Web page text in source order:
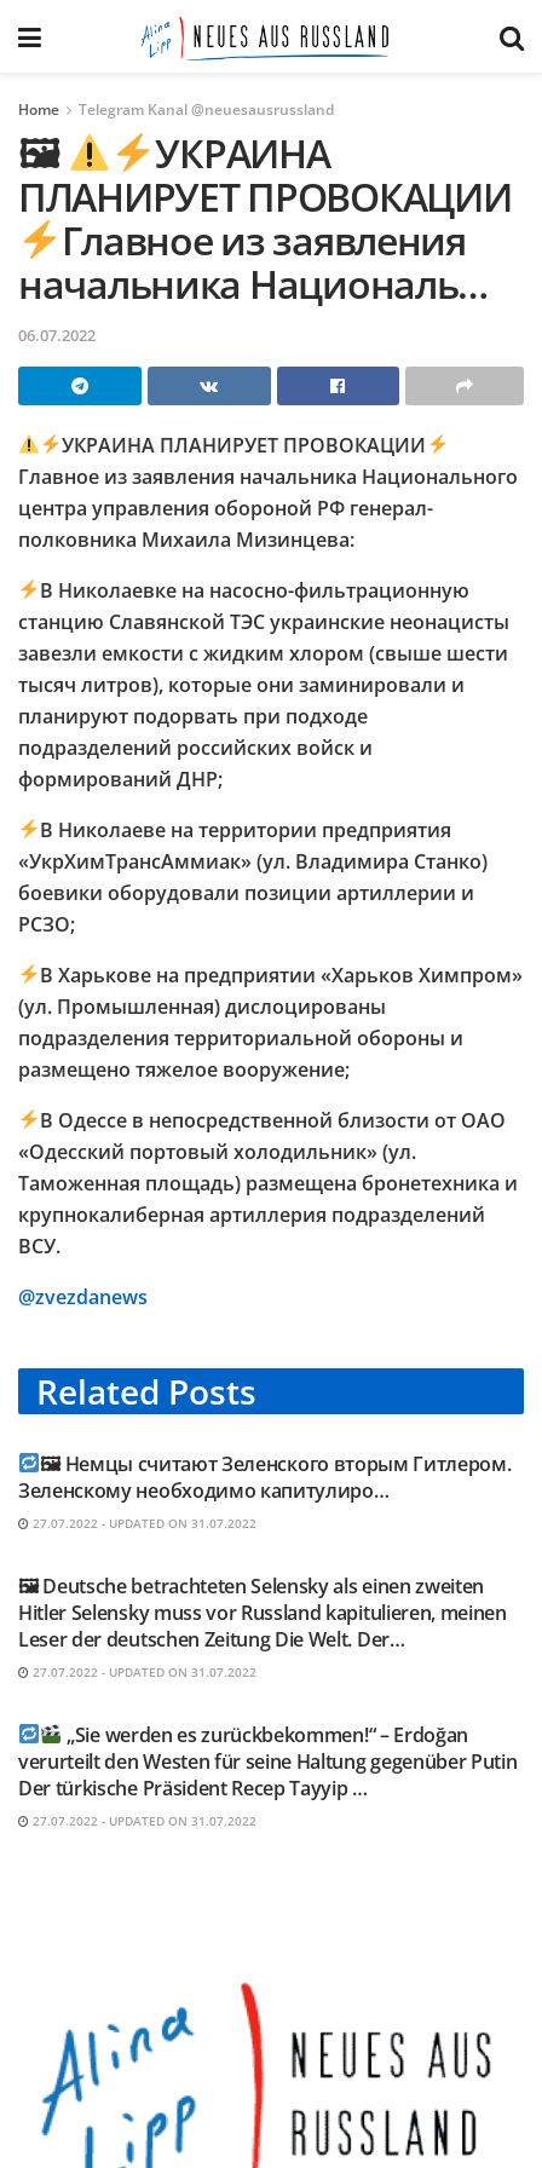
Home Telegram Kanal @neuesausrussland
🖼
УКРАИНА
ПЛАНИРУЕТ ПРОВОКАЦИИ
Главное из заявления
начальника Националь…
06.07.2022
УКРАИНА ПЛАНИРУЕТ ПРОВОКАЦИИ
Главное из заявления начальника Национального
центра управления обороной РФ генерал-
полковника Михаила Мизинцева:
В Николаевке на насосно-фильтрационную
станцию Славянской ТЭС украинские неонацисты
завезли емкости с жидким хлором (свыше шести
тысяч литров), которые они заминировали и
планируют подорвать при подходе
подразделений российских войск и
формирований ДНР;
В Николаеве на территории предприятия
«УкрХимТрансАммиак» (ул. Владимира Станко)
боевики оборудовали позиции артиллерии и
РСЗО;
В Харькове на предприятии «Харьков Химпром»
(ул. Промышленная) дислоцированы
подразделения территориальной обороны и
размещено тяжелое вооружение;
В Одессе в непосредственной близости от ОАО
«Одесский портовый холодильник» (ул.
Таможенная площадь) размещена бронетехника и
крупнокалиберная артиллерия подразделений
ВСУ.
@zvezdanews
Related Posts
TELEGRAM KANAL @NEUESAUSRUSSLAND
🖼 Немцы считают Зеленского вторым Гитлером.
Зеленскому необходимо капитулиро…
27.07.2022 - UPDATED ON 31.07.2022
🖼 Deutsche betrachteten Selensky als einen zweiten
Hitler Selensky muss vor Russland kapitulieren, meinen
Leser der deutschen Zeitung Die Welt. Der…
27.07.2022 - UPDATED ON 31.07.2022
„Sie werden es zurückbekommen!“ – Erdoğan
verurteilt den Westen für seine Haltung gegenüber Putin
Der türkische Präsident Recep Tayyip …
27.07.2022 - UPDATED ON 31.07.2022